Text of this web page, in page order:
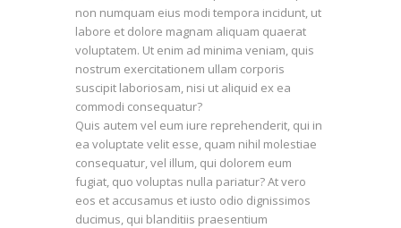
non numquam eius modi tempora incidunt, ut
labore et dolore magnam aliquam quaerat
voluptatem. Ut enim ad minima veniam, quis
nostrum exercitationem ullam corporis
suscipit laboriosam, nisi ut aliquid ex ea
commodi consequatur?
Quis autem vel eum iure reprehenderit, qui in
ea voluptate velit esse, quam nihil molestiae
consequatur, vel illum, qui dolorem eum
fugiat, quo voluptas nulla pariatur? At vero
eos et accusamus et iusto odio dignissimos
ducimus, qui blanditiis praesentium